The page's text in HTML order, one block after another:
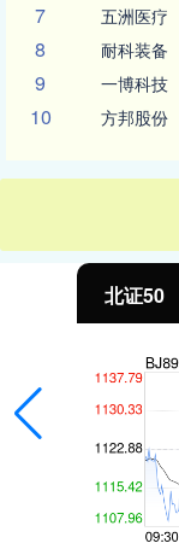
7 五洲医疗
8 耐科装备
9 一博科技
10 方邦股份
北证50